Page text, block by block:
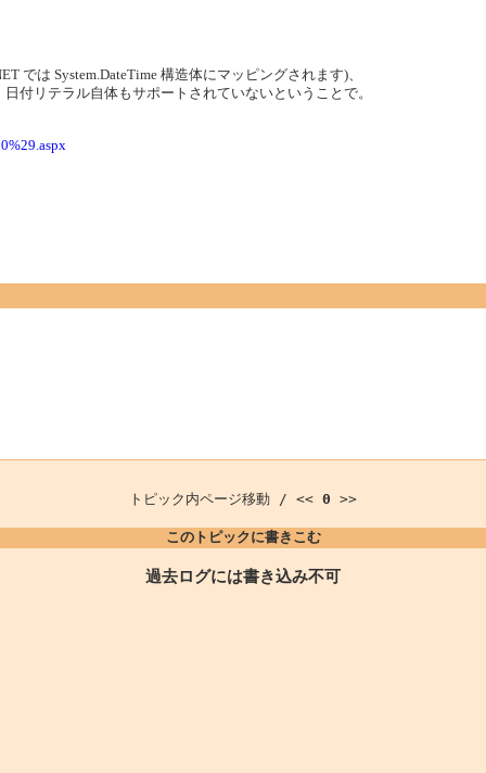
では System.DateTime 構造体にマッピングされます)、
付リテラル自体もサポートされていないということで。
トピック内ページ移動 / << 0 >>
このトピックに書きこむ
過去ログには書き込み不可